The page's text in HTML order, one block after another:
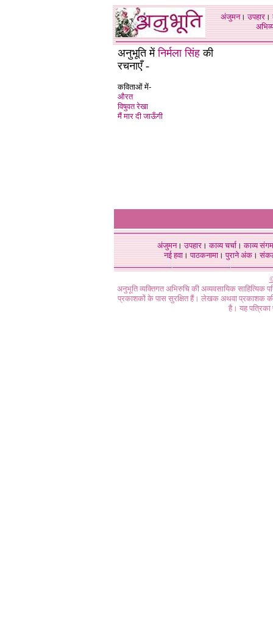
अंजुमन।उपहार।
अनुभूति मेंनिर्मला सिंह की
रचनाएँ -
कविताओं में-
औरत
विषुवत रेखा
मैं मार दी जाऊँगी
अंजुमन।उपहार।काव्य चर्चा।काव्य संगम
नई हवा। पाठकनामा। पुराने अंक।
अनुभूति व्यक्तिगत अभिरुचि की अव्यवसायिक
प्रकाशकों के पास सुरक्षित हैं। लेखक अथवा प्रकाशक की
है। यह पत्रिका